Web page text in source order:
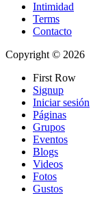
Intimidad
Terms
Contacto
Copyright © 2026
First Row
Signup
Iniciar sesión
Páginas
Grupos
Eventos
Blogs
Videos
Fotos
Gustos